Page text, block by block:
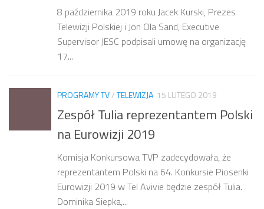
8 października 2019 roku Jacek Kurski, Prezes
Telewizji Polskiej i Jon Ola Sand, Executive
Supervisor JESC podpisali umowę na organizację
17...
PROGRAMY TV/TELEWIZJA 15 LUTEGO 2019
Zespół Tulia reprezentantem Polski
na Eurowizji 2019
Komisja Konkursowa TVP zadecydowała, że
reprezentantem Polski na 64. Konkursie Piosenki
Eurowizji 2019 w Tel Avivie będzie zespół Tulia.
Dominika Siepka,...